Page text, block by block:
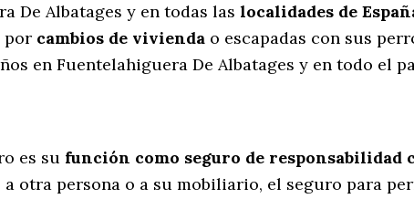
De Albatages y en todas las localidades de
por cambios de vivienda o escapadas con sus
en Fuentelahiguera De Albatages y en todo el
es su función como seguro de responsabilidad
otra persona o a su mobiliario, el seguro para